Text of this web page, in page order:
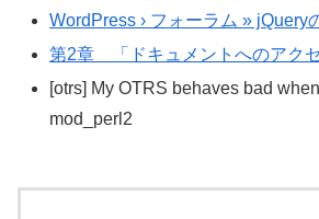
WordPress › フォーラム » jQuery
第2章 「ドキュメントへのアクセ
[otrs] My OTRS behaves bad
mod_perl2